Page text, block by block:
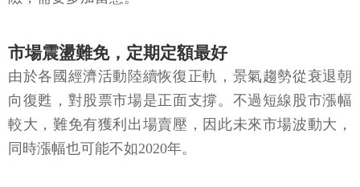
市場震盪難免，定期定額最好
由於各國經濟活動陸續恢復正軌，景氣趨勢從衰退朝
向復甦，對股票市場是正面支撐。不過短線股市漲幅
較大，難免有獲利出場賣壓，因此未來市場波動大，
同時漲幅也可能不如2020年。